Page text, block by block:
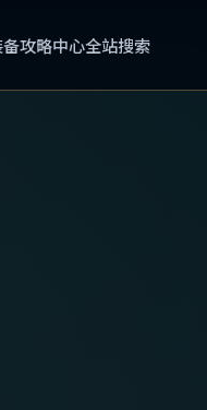
攻略中心全站搜索